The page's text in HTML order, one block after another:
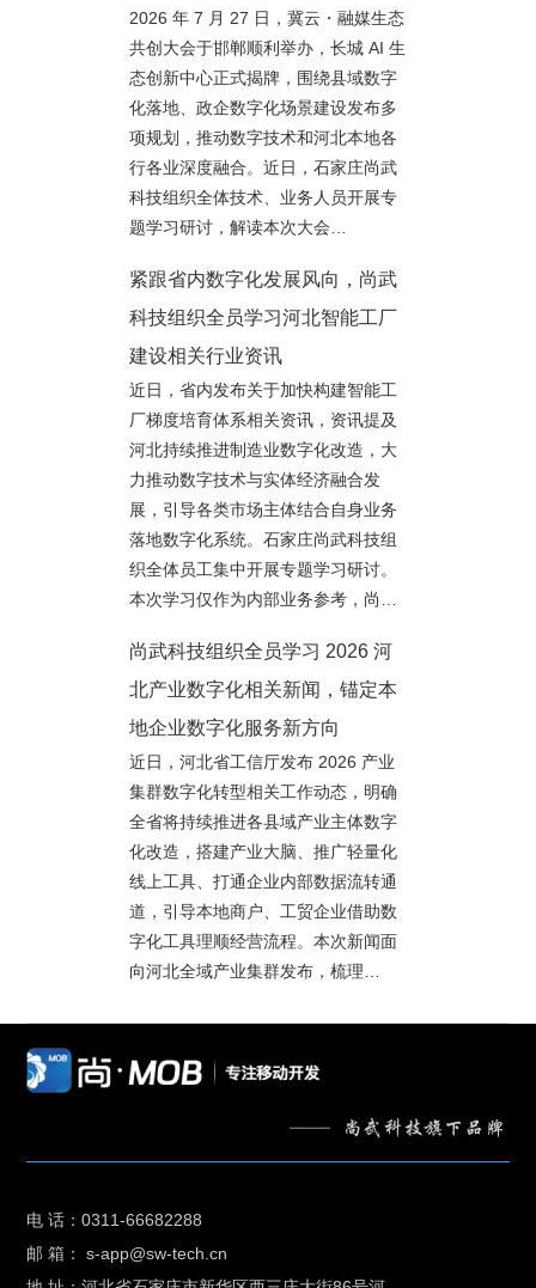
2026 年 7 月 27 日，冀云・融媒生态
共创大会于邯郸顺利举办，长城 AI 生
态创新中心正式揭牌，围绕县域数字
化落地、政企数字化场景建设发布多
项规划，推动数字技术和河北本地各
行各业深度融合。近日，石家庄尚武
科技组织全体技术、业务人员开展专
题学习研讨，解读本次大会…
紧跟省内数字化发展风向，尚武
科技组织全员学习河北智能工厂
建设相关行业资讯
近日，省内发布关于加快构建智能工
厂梯度培育体系相关资讯，资讯提及
河北持续推进制造业数字化改造，大
力推动数字技术与实体经济融合发
展，引导各类市场主体结合自身业务
落地数字化系统。石家庄尚武科技组
织全体员工集中开展专题学习研讨。
本次学习仅作为内部业务参考，尚…
尚武科技组织全员学习 2026 河
北产业数字化相关新闻，锚定本
地企业数字化服务新方向
近日，河北省工信厅发布 2026 产业
集群数字化转型相关工作动态，明确
全省将持续推进各县域产业主体数字
化改造，搭建产业大脑、推广轻量化
线上工具、打通企业内部数据流转通
道，引导本地商户、工贸企业借助数
字化工具理顺经营流程。本次新闻面
向河北全域产业集群发布，梳理…
电 话：0311-66682288
邮 箱： s-app@sw-tech.cn